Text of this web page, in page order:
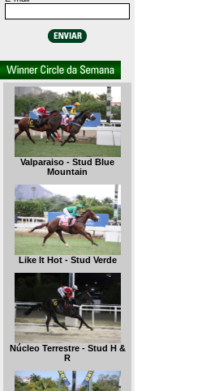
Valparaiso - Stud Blue
Mountain
Like It Hot - Stud Verde
Núcleo Terrestre - Stud H &
R